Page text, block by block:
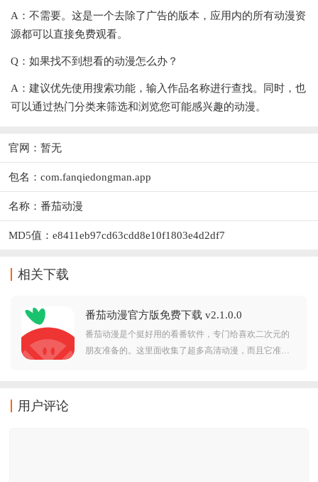
A：不需要。这是一个去除了广告的版本，应用内的所有动漫资
源都可以直接免费观看。
Q：如果找不到想看的动漫怎么办？
A：建议优先使用搜索功能，输入作品名称进行查找。同时，也
可以通过热门分类来筛选和浏览您可能感兴趣的动漫。
官网：暂无
包名：com.fanqiedongman.app
名称：番茄动漫
MD5值：e8411eb97cd63cdd8e10f1803e4d2df7
相关下载
番茄动漫官方版免费下载 v2.1.0.0
番茄动漫是个挺好用的看番软件，专门给喜欢二次元的
朋友准备的。这里面收集了超多高清动漫，而且它准备
用户评论